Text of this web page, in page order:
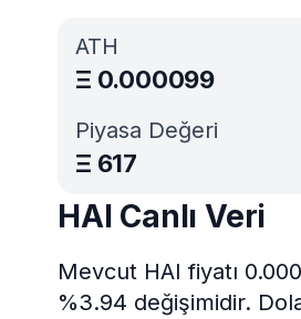
ATH
Ξ 0.000099
Piyasa Değeri
Ξ 617
HAI Canlı Veri
Mevcut HAI fiyatı
%3.94 değişimidir.